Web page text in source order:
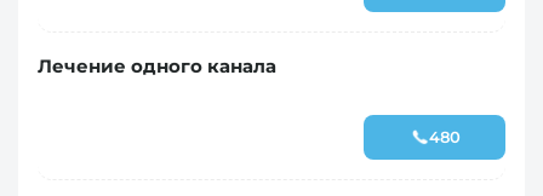
Лечение одного канала
480